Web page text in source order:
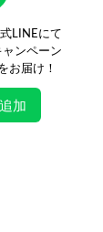
LINEにて
ンペーン
お届け！
加